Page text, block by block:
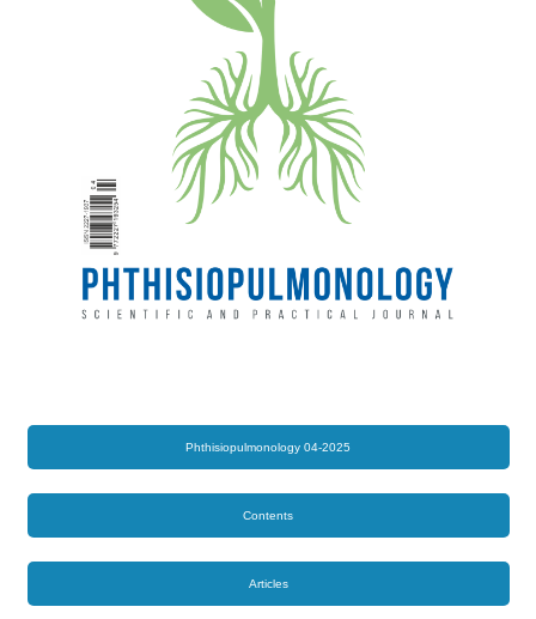
Phthisiopulmonology 04-2025
Contents
Articles